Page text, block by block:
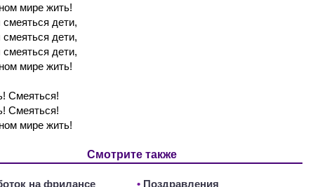
мире жить!
дети,
дети,
дети,
мире жить!
Смеяться!
Смеяться!
мире жить!
Смотрите также
на фрилансе • Поздравления